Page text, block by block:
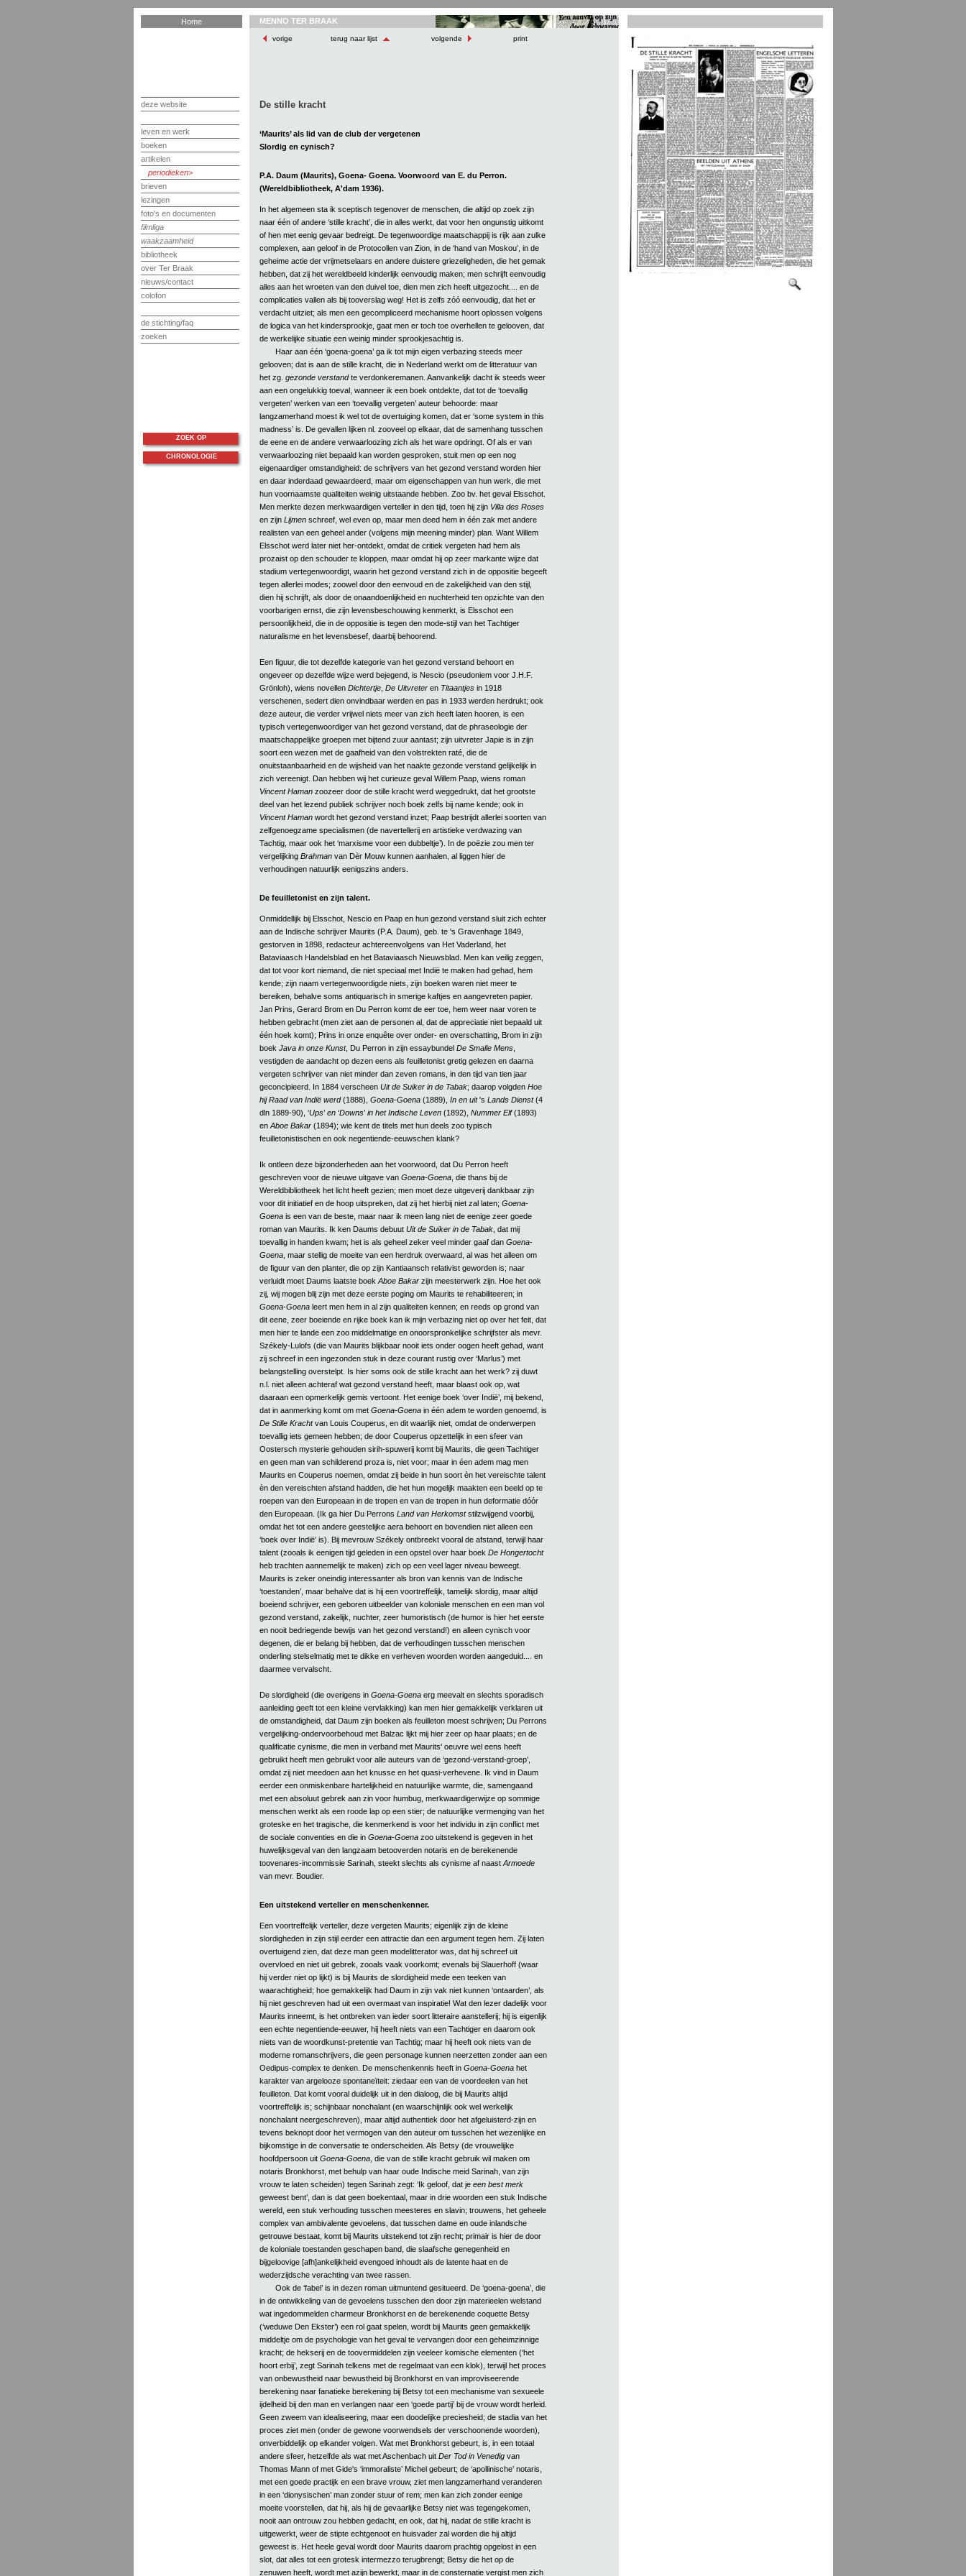
Home
deze website
leven en werk
boeken
artikelen
periodieken
brieven
lezingen
foto's en documenten
filmliga
waakzaamheid
bibliotheek
over Ter Braak
nieuws/contact
colofon
de stichting/faq
zoeken
MENNO TER BRAAK
vorige terug naar lijst volgende print
De stille kracht
‘Maurits’ als lid van de club der vergetenen
Slordig en cynisch?
P.A. Daum (Maurits), Goena- Goena. Voorwoord van E. du Perron.
(Wereldbibliotheek, A'dam 1936).
In het algemeen sta ik sceptisch tegenover de menschen, die altijd op zoek zijn
naar één of andere ‘stille kracht’, die in alles werkt, dat voor hen ongunstig uitkomt
of hen met eenig gevaar bedreigt. De tegenwoordige maatschappij is rijk aan zulke
complexen, aan geloof in de Protocollen van Zion, in de ‘hand van Moskou’, in de
geheime actie der vrijmetselaars en andere duistere griezeligheden, die het gemak
hebben, dat zij het wereldbeeld kinderlijk eenvoudig maken; men schrijft eenvoudig
alles aan het wroeten van den duivel toe, dien men zich heeft uitgezocht.... en de
complicaties vallen als bij tooverslag weg! Het is zelfs zóó eenvoudig, dat het er
verdacht uitziet; als men een gecompliceerd mechanisme hoort oplossen volgens
de logica van het kindersprookje, gaat men er toch toe overhellen te gelooven, dat
de werkelijke situatie een weinig minder sprookjesachtig is.
Haar aan één ‘goena-goena’ ga ik tot mijn eigen verbazing steeds meer
gelooven; dat is aan de stille kracht, die in Nederland werkt om de litteratuur van
het zg. gezonde verstandte verdonkeremanen. Aanvankelijk dacht ik steeds weer
aan een ongelukkig toeval, wanneer ik een boek ontdekte, dat tot de ‘toevallig
vergeten’ werken van een ‘toevallig vergeten’ auteur behoorde: maar
langzamerhand moest ik wel tot de overtuiging komen, dat er ‘some system in this
madness’ is. De gevallen lijken nl. zooveel op elkaar, dat de samenhang tusschen
de eene en de andere verwaarloozing zich als het ware opdringt. Of als er van
verwaarloozing niet bepaald kan worden gesproken, stuit men op een nog
eigenaardiger omstandigheid: de schrijvers van het gezond verstand worden hier
en daar inderdaad gewaardeerd, maar om eigenschappen van hun werk, die met
hun voornaamste qualiteiten weinig uitstaande hebben. Zoo bv. het geval Elsschot.
Men merkte dezen merkwaardigen verteller in den tijd, toen hij zijn Villa des Roses
en zijn Lijmenschreef, wel even op, maar men deed hem in één zak met andere
realisten van een geheel ander (volgens mijn meening minder) plan. Want Willem
Elsschot werd later niet her-ontdekt, omdat de critiek vergeten had hem als
prozaist op den schouder te kloppen, maar omdat hij op zeer markante wijze dat
stadium vertegenwoordigt, waarin het gezond verstand zich in de oppositie begeeft
tegen allerlei modes; zoowel door den eenvoud en de zakelijkheid van den stijl,
dien hij schrijft, als door de onaandoenlijkheid en nuchterheid ten opzichte van den
voorbarigen ernst, die zijn levensbeschouwing kenmerkt, is Elsschot een
persoonlijkheid, die in de oppositie is tegen den mode-stijl van het Tachtiger
naturalisme en het levensbesef, daarbij behoorend.
Een figuur, die tot dezelfde kategorie van het gezond verstand behoort en
ongeveer op dezelfde wijze werd bejegend, is Nescio (pseudoniem voor J.H.F.
Grönloh), wiens novellen Dichtertje, De Uitvreteren Titaantjesin 1918
verschenen, sedert dien onvindbaar werden en pas in 1933 werden herdrukt; ook
deze auteur, die verder vrijwel niets meer van zich heeft laten hooren, is een
typisch vertegenwoordiger van het gezond verstand, dat de phraseologie der
maatschappelijke groepen met bijtend zuur aantast; zijn uitvreter Japie is in zijn
soort een wezen met de gaafheid van den volstrekten raté, die de
onuitstaanbaarheid en de wijsheid van het naakte gezonde verstand gelijkelijk in
zich vereenigt. Dan hebben wij het curieuze geval Willem Paap, wiens roman
Vincent Hamanzoozeer door de stille kracht werd weggedrukt, dat het grootste
deel van het lezend publiek schrijver noch boek zelfs bij name kende; ook in
Vincent Hamanwordt het gezond verstand inzet; Paap bestrijdt allerlei soorten van
zelfgenoegzame specialismen (de navertellerij en artistieke verdwazing van
Tachtig, maar ook het ‘marxisme voor een dubbeltje’). In de poëzie zou men ter
vergelijking Brahmanvan Dèr Mouw kunnen aanhalen, al liggen hier de
verhoudingen natuurlijk eenigszins anders.
De feuilletonist en zijn talent.
Onmiddellijk bij Elsschot, Nescio en Paap en hun gezond verstand sluit zich echter
aan de Indische schrijver Maurits (P.A. Daum), geb. te 's Gravenhage 1849,
gestorven in 1898, redacteur achtereenvolgens van Het Vaderland, het
Bataviaasch Handelsblad en het Bataviaasch Nieuwsblad. Men kan veilig zeggen,
dat tot voor kort niemand, die niet speciaal met Indië te maken had gehad, hem
kende; zijn naam vertegenwoordigde niets, zijn boeken waren niet meer te
bereiken, behalve soms antiquarisch in smerige kaftjes en aangevreten papier.
Jan Prins, Gerard Brom en Du Perron komt de eer toe, hem weer naar voren te
hebben gebracht (men ziet aan de personen al, dat de appreciatie niet bepaald uit
één hoek komt); Prins in onze enquête over onder- en overschatting, Brom in zijn
boek Java in onze Kunst, Du Perron in zijn essaybundel De Smalle Mens,
vestigden de aandacht op dezen eens als feuilletonist gretig gelezen en daarna
vergeten schrijver van niet minder dan zeven romans, in den tijd van tien jaar
geconcipieerd. In 1884 verscheen Uit de Suiker in de Tabak; daarop volgden Hoe
hij Raad van Indië werd(1888), Goena-Goena(1889), In en uit's Lands Dienst(4
dln 1889-90), ‘Ups’ en‘Downs’ in het Indische Leven(1892), Nummer Elf(1893)
en Aboe Bakar(1894); wie kent de titels met hun deels zoo typisch
feuilletonistischen en ook negentiende-eeuwschen klank?
Ik ontleen deze bijzonderheden aan het voorwoord, dat Du Perron heeft
geschreven voor de nieuwe uitgave van Goena-Goena, die thans bij de
Wereldbibliotheek het licht heeft gezien; men moet deze uitgeverij dankbaar zijn
voor dit initiatief en de hoop uitspreken, dat zij het hierbij niet zal laten; Goena-
Goenais een van de beste, maar naar ik meen lang niet de eenige zeer goede
roman van Maurits. Ik ken Daums debuut Uit de Suiker in de Tabak, dat mij
toevallig in handen kwam; het is als geheel zeker veel minder gaaf dan Goena-
Goena, maar stellig de moeite van een herdruk overwaard, al was het alleen om
de figuur van den planter, die op zijn Kantiaansch relativist geworden is; naar
verluidt moet Daums laatste boek Aboe Bakarzijn meesterwerk zijn. Hoe het ook
zij, wij mogen blij zijn met deze eerste poging om Maurits te rehabiliteeren; in
Goena-Goenaleert men hem in al zijn qualiteiten kennen; en reeds op grond van
dit eene, zeer boeiende en rijke boek kan ik mijn verbazing niet op over het feit, dat
men hier te lande een zoo middelmatige en onoorspronkelijke schrijfster als mevr.
Székely-Lulofs (die van Maurits blijkbaar nooit iets onder oogen heeft gehad, want
zij schreef in een ingezonden stuk in deze courant rustig over ‘Marlus’) met
belangstelling overstelpt. Is hier soms ook de stille kracht aan het werk? zij duwt
n.l. niet alleen achteraf wat gezond verstand heeft, maar blaast ook op, wat
daaraan een opmerkelijk gemis vertoont. Het eenige boek ‘over Indië’, mij bekend,
dat in aanmerking komt om met Goena-Goenain één adem te worden genoemd, is
De Stille Krachtvan Louis Couperus, en dit waarlijk niet, omdat de onderwerpen
toevallig iets gemeen hebben; de door Couperus opzettelijk in een sfeer van
Oostersch mysterie gehouden sirih-spuwerij komt bij Maurits, die geen Tachtiger
en geen man van schilderend proza is, niet voor; maar in éen adem mag men
Maurits en Couperus noemen, omdat zij beide in hun soort èn het vereischte talent
èn den vereischten afstand hadden, die het hun mogelijk maakten een beeld op te
roepen van den Europeaan in de tropen en van de tropen in hun deformatie dóór
den Europeaan. (Ik ga hier Du Perrons Land van Herkomststilzwijgend voorbij,
omdat het tot een andere geestelijke aera behoort en bovendien niet alleen een
‘boek over Indië’ is). Bij mevrouw Székely ontbreekt vooral de afstand, terwijl haar
talent (zooals ik eenigen tijd geleden in een opstel over haar boek De Hongertocht
heb trachten aannemelijk te maken) zich op een veel lager niveau beweegt.
Maurits is zeker oneindig interessanter als bron van kennis van de Indische
‘toestanden’, maar behalve dat is hij een voortreffelijk, tamelijk slordig, maar altijd
boeiend schrijver, een geboren uitbeelder van koloniale menschen en een man vol
gezond verstand, zakelijk, nuchter, zeer humoristisch (de humor is hier het eerste
en nooit bedriegende bewijs van het gezond verstand!) en alleen cynisch voor
degenen, die er belang bij hebben, dat de verhoudingen tusschen menschen
onderling stelselmatig met te dikke en verheven woorden worden aangeduid.... en
daarmee vervalscht.
De slordigheid (die overigens in Goena-Goenaerg meevalt en slechts sporadisch
aanleiding geeft tot een kleine vervlakking) kan men hier gemakkelijk verklaren uit
de omstandigheid, dat Daum zijn boeken als feuilleton moest schrijven; Du Perrons
vergelijking-ondervoorbehoud met Balzac lijkt mij hier zeer op haar plaats; en de
qualificatie cynisme, die men in verband met Maurits' oeuvre wel eens heeft
gebruikt heeft men gebruikt voor alle auteurs van de ‘gezond-verstand-groep’,
omdat zij niet meedoen aan het knusse en het quasi-verhevene. Ik vind in Daum
eerder een onmiskenbare hartelijkheid en natuurlijke warmte, die, samengaand
met een absoluut gebrek aan zin voor humbug, merkwaardigerwijze op sommige
menschen werkt als een roode lap op een stier; de natuurlijke vermenging van het
groteske en het tragische, die kenmerkend is voor het individu in zijn conflict met
de sociale conventies en die in Goena-Goenazoo uitstekend is gegeven in het
huwelijksgeval van den langzaam betooverden notaris en de berekenende
toovenares-incommissie Sarinah, steekt slechts als cynisme af naast Armoede
van mevr. Boudier.
Een uitstekend verteller en menschenkenner.
Een voortreffelijk verteller, deze vergeten Maurits; eigenlijk zijn de kleine
slordigheden in zijn stijl eerder een attractie dan een argument tegen hem. Zij laten
overtuigend zien, dat deze man geen modelitterator was, dat hij schreef uit
overvloed en niet uit gebrek, zooals vaak voorkomt; evenals bij Slauerhoff (waar
hij verder niet op lijkt) is bij Maurits de slordigheid mede een teeken van
waarachtigheid; hoe gemakkelijk had Daum in zijn vak niet kunnen ‘ontaarden’, als
hij niet geschreven had uit een overmaat van inspiratie! Wat den lezer dadelijk voor
Maurits inneemt, is het ontbreken van ieder soort litteraire aanstellerij; hij is eigenlijk
een echte negentiende-eeuwer, hij heeft niets van een Tachtiger en daarom ook
niets van de woordkunst-pretentie van Tachtig; maar hij heeft ook niets van de
moderne romanschrijvers, die geen personage kunnen neerzetten zonder aan een
Oedipus-complex te denken. De menschenkennis heeft in Goena-Goenahet
karakter van argelooze spontaneïteit: ziedaar een van de voordeelen van het
feuilleton. Dat komt vooral duidelijk uit in den dialoog, die bij Maurits altijd
voortreffelijk is; schijnbaar nonchalant (en waarschijnlijk ook wel werkelijk
nonchalant neergeschreven), maar altijd authentiek door het afgeluisterd-zijn en
tevens beknopt door het vermogen van den auteur om tusschen het wezenlijke en
bijkomstige in de conversatie te onderscheiden. Als Betsy (de vrouwelijke
hoofdpersoon uit Goena-Goena, die van de stille kracht gebruik wil maken om
notaris Bronkhorst, met behulp van haar oude Indische meid Sarinah, van zijn
vrouw te laten scheiden) tegen Sarinah zegt: ‘Ik geloof, dat je een best merk
geweest bent’, dan is dat geen boekentaal, maar in drie woorden een stuk Indische
wereld, een stuk verhouding tusschen meesteres en slavin; trouwens, het geheele
complex van ambivalente gevoelens, dat tusschen dame en oude inlandsche
getrouwe bestaat, komt bij Maurits uitstekend tot zijn recht; primair is hier de door
de koloniale toestanden geschapen band, die slaafsche genegenheid en
bijgeloovige [afh]ankelijkheid evengoed inhoudt als de latente haat en de
wederzijdsche verachting van twee rassen.
Ook de ‘fabel’ is in dezen roman uitmuntend gesitueerd. De ‘goena-goena’, die
in de ontwikkeling van de gevoelens tusschen den door zijn materieelen welstand
wat ingedommelden charmeur Bronkhorst en de berekenende coquette Betsy
(‘weduwe Den Ekster’) een rol gaat spelen, wordt bij Maurits geen gemakkelijk
middeltje om de psychologie van het geval te vervangen door een geheimzinnige
kracht; de hekserij en de toovermiddelen zijn veeleer komische elementen (‘het
hoort erbij’, zegt Sarinah telkens met de regelmaat van een klok), terwijl het proces
van onbewustheid naar bewustheid bij Bronkhorst en van improviseerende
berekening naar fanatieke berekening bij Betsy tot een mechanisme van sexueele
ijdelheid bij den man en verlangen naar een ‘goede partij’ bij de vrouw wordt herleid.
Geen zweem van idealiseering, maar een doodelijke preciesheid; de stadia van het
proces ziet men (onder de gewone voorwendsels der verschoonende woorden),
onverbiddelijk op elkander volgen. Wat met Bronkhorst gebeurt, is, in een totaal
andere sfeer, hetzelfde als wat met Aschenbach uit Der Tod in Venedigvan
Thomas Mann of met Gide's ‘immoraliste’ Michel gebeurt; de ‘apollinische’ notaris,
met een goede practijk en een brave vrouw, ziet men langzamerhand veranderen
in een ‘dionysischen’ man zonder stuur of rem; men kan zich zonder eenige
moeite voorstellen, dat hij, als hij de gevaarlijke Betsy niet was tegengekomen,
nooit aan ontrouw zou hebben gedacht, en ook, dat hij, nadat de stille kracht is
uitgewerkt, weer de stipte echtgenoot en huisvader zal worden die hij altijd
geweest is. Het heele geval wordt door Maurits daarom prachtig opgelost in een
slot, dat alles tot een grotesk intermezzo terugbrengt; Betsy die het op de
zenuwen heeft, wordt met azijn bewerkt, maar in de consternatie vergist men zich
ZOEK OP
CHRONOLOGIE